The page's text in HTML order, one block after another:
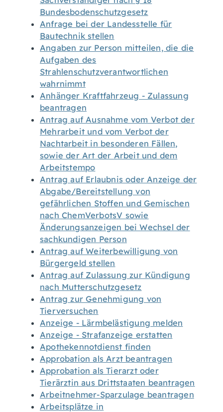
Bundesbodenschutzgesetz
Anfrage bei der Landesstelle für
Bautechnik stellen
Angaben zur Person mitteilen, die die
Aufgaben des
Strahlenschutzverantwortlichen
wahrnimmt
Anhänger Kraftfahrzeug - Zulassung
beantragen
Antrag auf Ausnahme vom Verbot der
Mehrarbeit und vom Verbot der
Nachtarbeit in besonderen Fällen,
sowie der Art der Arbeit und dem
Arbeitstempo
Antrag auf Erlaubnis oder Anzeige der
Abgabe/Bereitstellung von
gefährlichen Stoffen und Gemischen
nach ChemVerbotsV sowie
Änderungsanzeigen bei Wechsel der
sachkundigen Person
Antrag auf Weiterbewilligung von
Bürgergeld stellen
Antrag auf Zulassung zur Kündigung
nach Mutterschutzgesetz
Antrag zur Genehmigung von
Tierversuchen
Anzeige - Lärmbelästigung melden
Anzeige - Strafanzeige erstatten
Apothekennotdienst finden
Approbation als Arzt beantragen
Approbation als Tierarzt oder
Tierärztin aus Drittstaaten beantragen
Arbeitnehmer-Sparzulage beantragen
Arbeitsplätze in